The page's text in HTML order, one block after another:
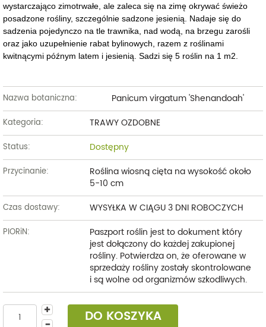
wystarczająco zimotrwałe, ale zaleca się na zimę okrywać świeżo
posadzone rośliny, szczególnie sadzone jesienią. Nadaje się do
sadzenia pojedynczo na tle trawnika, nad wodą, na brzegu zarośli
oraz jako uzupełnienie rabat bylinowych, razem z roślinami
kwitnącymi późnym latem i jesienią. Sadzi się 5 roślin na 1 m2.
Nazwa botaniczna: Panicum virgatum 'Shenandoah'
Kategoria: TRAWY OZDOBNE
Status: Dostępny
Przycinanie:
Roślina wiosną cięta na wysokość około
5-10 cm
Czas dostawy: WYSYŁKA W CIĄGU 3 DNI ROBOCZYCH
PIORiN:
Paszport roślin jest to dokument który
jest dołączony do każdej zakupionej
rośliny. Potwierdza on, że oferowane w
sprzedaży rośliny zostały skontrolowane
i są wolne od organizmów szkodliwych.
DO KOSZYKA